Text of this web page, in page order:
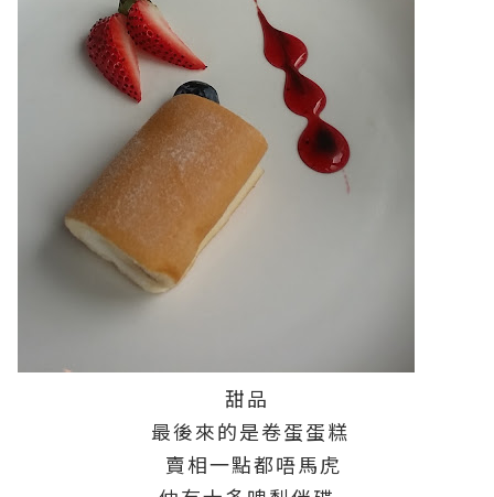
甜品
最後來的是卷蛋蛋糕
賣相一點都唔馬虎